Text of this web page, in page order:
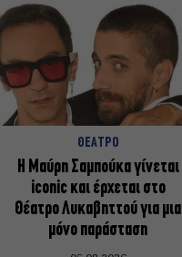
ΘΕΑΤΡΟ
Η Μαύρη Σαμπούκα γίνεται
iconic και έρχεται στο
Θέατρο Λυκαβηττού για μια
μόνο παράσταση